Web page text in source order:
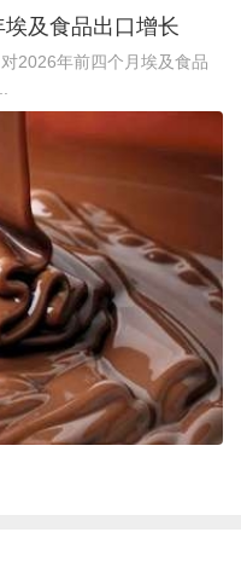
及食品出口增长
2026年前四个月埃及食品